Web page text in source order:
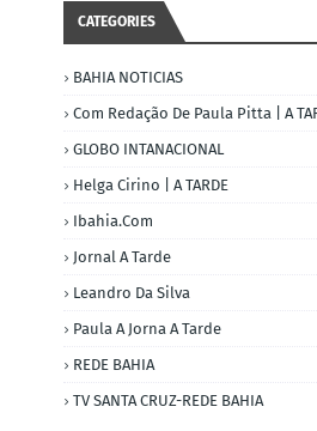
CATEGORIES
BAHIA NOTICIAS
Com Redação De Paula Pitta | A
GLOBO INTANACIONAL
Helga Cirino | A TARDE
Ibahia.com
Jornal A Tarde
Leandro Da Silva
Paula A Jorna A Tarde
REDE BAHIA
TV SANTA CRUZ-REDE BAHIA